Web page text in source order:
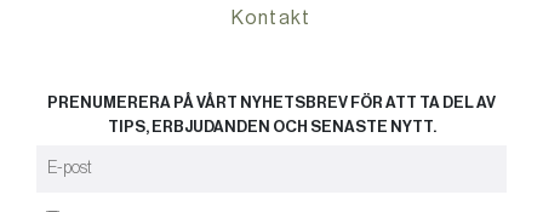
Kontakt
PRENUMERERA PÅ VÅRT NYHETSBREV FÖR ATT TA DEL AV
TIPS, ERBJUDANDEN OCH SENASTE NYTT.